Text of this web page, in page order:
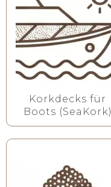
Korkdecks für
Boots (SeaKork)